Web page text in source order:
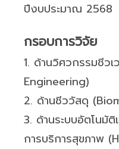
ปีงบประมาณ 2568
กรอบการวิจัย
1. ด้านวิศวกรรมชีว
Engineering)
2. ด้านชีววัสดุ
3. ด้านระบบอัตโนมัติ
การบริการสุขภาพ